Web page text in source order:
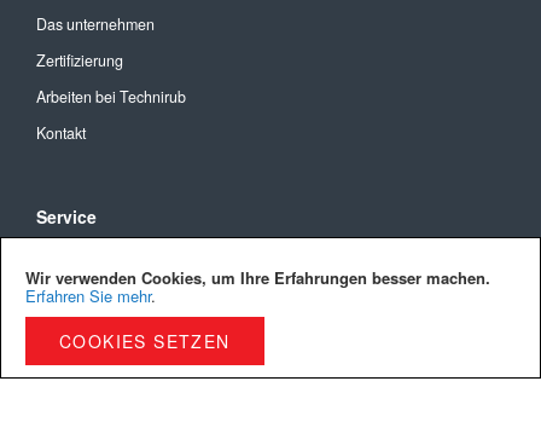
Wir verwenden Cookies, um Ihre Erfahrungen besser machen.
Erfahren Sie mehr.
COOKIES SETZEN
Das unternehmen
Zertifizierung
Arbeiten bei Technirub
Kontakt
Service
Versandkosten und Lieferung
Privacy Policy